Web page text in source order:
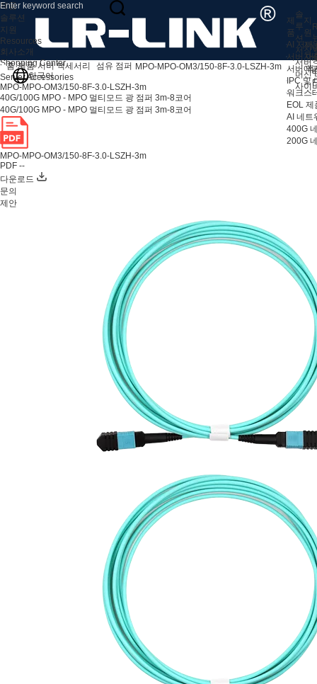
제
품
AI 서버
서버 어
서버 액
IPC 및
워크스
EOL 제
AI 네트
400G
200G
솔
루
션
저장
서버
머신
사이
지
원
지
자
애
제품
솔루션
지원
Resources
회사소개
Shopping Center
한국어
홈 제품 서버 액세서리 섬유 점퍼 MPO-MPO-OM3/150-8F-3.0-LSZH-3m
Server Accessories
MPO-MPO-OM3/150-8F-3.0-LSZH-3m
40G/100G MPO - MPO 멀티모드 광 점퍼 3m-8코어
40G/100G MPO - MPO 멀티모드 광 점퍼 3m-8코어
MPO-MPO-OM3/150-8F-3.0-LSZH-3m
PDF --
다운로드
문의
제안